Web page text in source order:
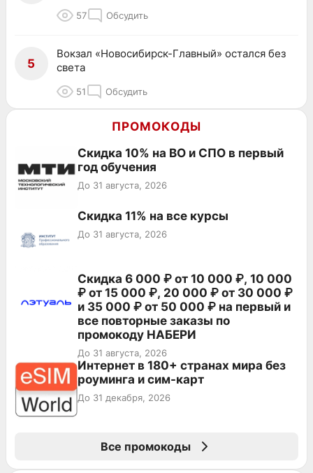
57 Обсудить
5
Вокзал «Новосибирск-Главный» остался без
света
51 Обсудить
ПРОМОКОДЫ
Скидка 10% на ВО и СПО в первый
год обучения
До 31 августа, 2026
Скидка 11% на все курсы
До 31 августа, 2026
Скидка 6 000 ₽ от 10 000 ₽, 10 000
₽ от 15 000 ₽, 20 000 ₽ от 30 000 ₽
и 35 000 ₽ от 50 000 ₽ на первый и
все повторные заказы по
промокоду НАБЕРИ
До 31 августа, 2026
Интернет в 180+ странах мира без
роуминга и сим-карт
До 31 декабря, 2026
Все промокоды